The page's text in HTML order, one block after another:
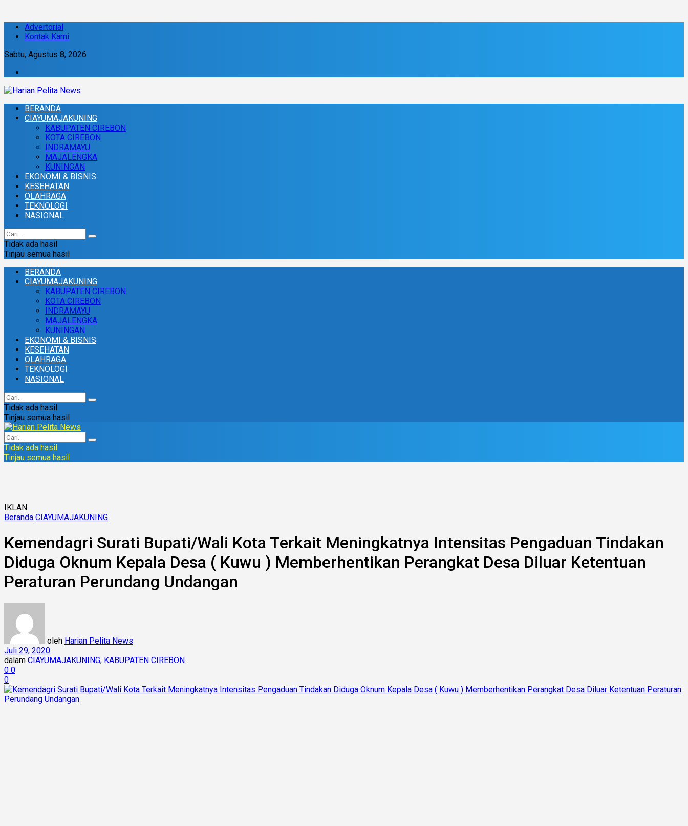
Advertorial
Kontak Kami
Sabtu, Agustus 8, 2026
BERANDA
CIAYUMAJAKUNING
KABUPATEN CIREBON
KOTA CIREBON
INDRAMAYU
MAJALENGKA
KUNINGAN
EKONOMI & BISNIS
KESEHATAN
OLAHRAGA
TEKNOLOGI
NASIONAL
Tidak ada hasil
Tinjau semua hasil
BERANDA
CIAYUMAJAKUNING
KABUPATEN CIREBON
KOTA CIREBON
INDRAMAYU
MAJALENGKA
KUNINGAN
EKONOMI & BISNIS
KESEHATAN
OLAHRAGA
TEKNOLOGI
NASIONAL
Tidak ada hasil
Tinjau semua hasil
Tidak ada hasil
Tinjau semua hasil
IKLAN
Beranda CIAYUMAJAKUNING
Kemendagri Surati Bupati/Wali Kota Terkait Meningkatnya Intensitas Pengaduan Tindakan
Diduga Oknum Kepala Desa ( Kuwu ) Memberhentikan Perangkat Desa Diluar Ketentuan
Peraturan Perundang Undangan
oleh Harian Pelita News
Juli 29, 2020
dalam CIAYUMAJAKUNING, KABUPATEN CIREBON
0 0
0